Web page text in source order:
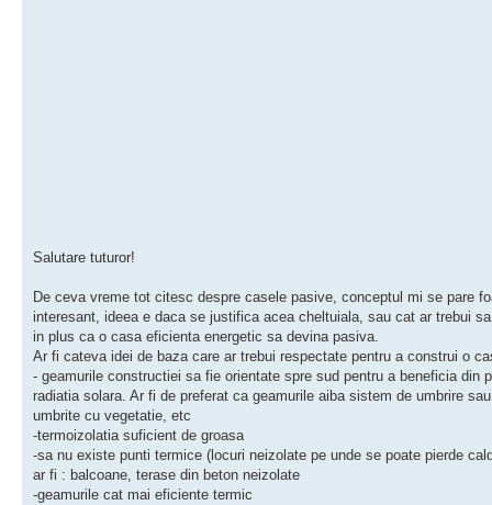
Salutare tuturor!
De ceva vreme tot citesc despre casele pasive, conceptul mi se pare
interesant, ideea e daca se justifica acea cheltuiala, sau cat ar trebui
in plus ca o casa eficienta energetic sa devina pasiva.
Ar fi cateva idei de baza care ar trebui respectate pentru a construi o
- geamurile constructiei sa fie orientate spre sud pentru a beneficia din
radiatia solara. Ar fi de preferat ca geamurile aiba sistem de umbrire
umbrite cu vegetatie, etc
-termoizolatia suficient de groasa
-sa nu existe punti termice (locuri neizolate pe unde se poate pierde
ar fi : balcoane, terase din beton neizolate
-geamurile cat mai eficiente termic